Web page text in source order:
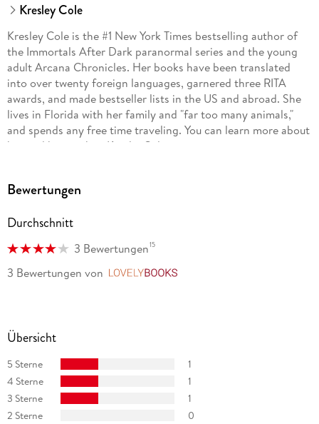
Kresley Cole
Kresley Cole is the #1 New York Times bestselling author of
the Immortals After Dark paranormal series and the young
adult Arcana Chronicles. Her books have been translated
into over twenty foreign languages, garnered three RITA
awards, and made bestseller lists in the US and abroad. She
lives in Florida with her family and "far too many animals,"
and spends any free time traveling. You can learn more about
her and her work at KresleyCole.com or
Bewertungen
Durchschnitt
3 Bewertungen15
3 Bewertungen von
Übersicht
5 Sterne
1
4 Sterne
1
3 Sterne
1
2 Sterne
0